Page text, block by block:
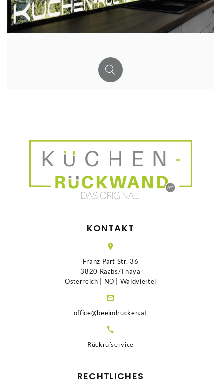
KONTAKT
Franz Part Str. 36
3820 Raabs/Thaya
Österreich | NÖ | Waldviertel
office@beeindrucken.at
Rückrufservice
RECHTLICHES